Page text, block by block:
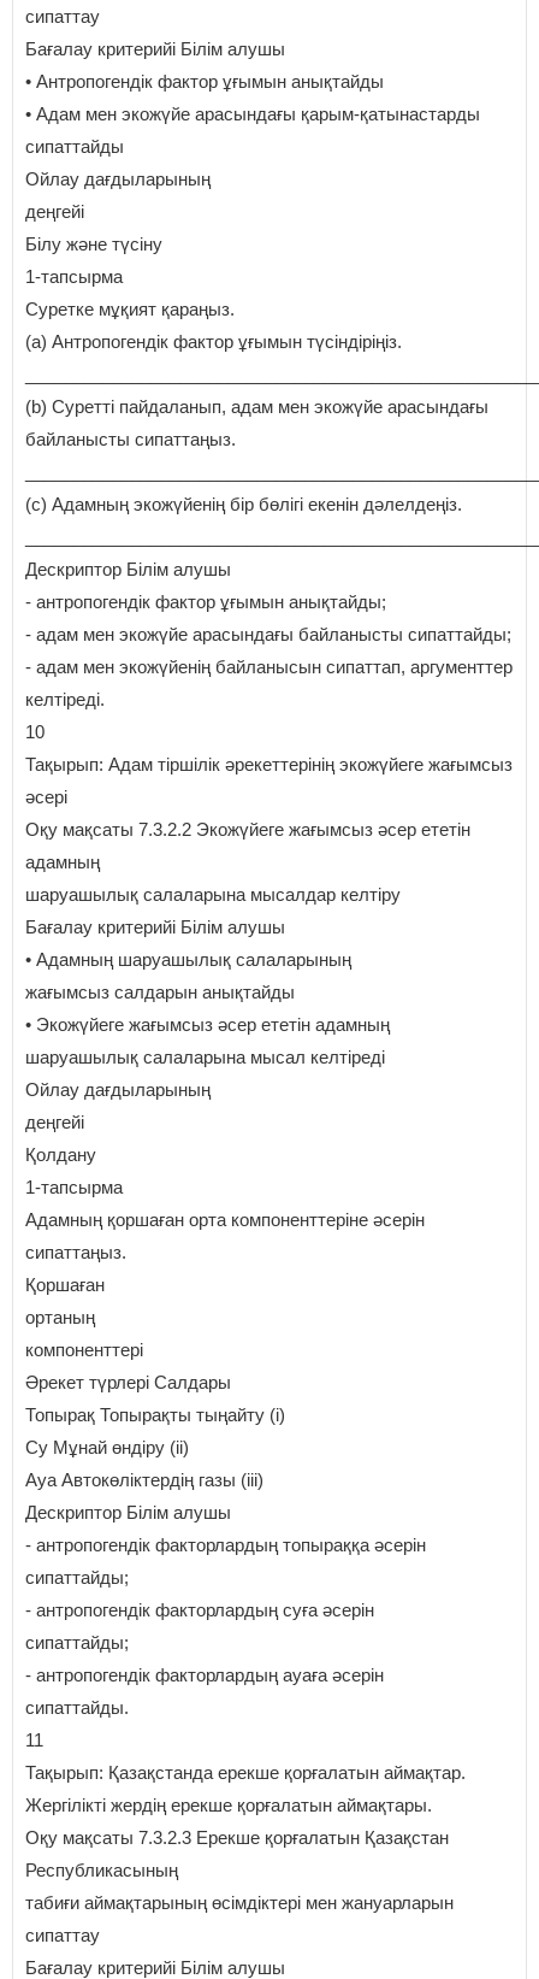
сипаттау
Бағалау критерийі Білім алушы
• Антропогендік фактор ұғымын анықтайды
• Адам мен экожүйе арасындағы қарым-қатынастарды
сипаттайды
Ойлау дағдыларының
деңгейі
Білу және түсіну
1-тапсырма
Суретке мұқият қараңыз.
(а) Антропогендік фактор ұғымын түсіндіріңіз.
(b) Суретті пайдаланып, адам мен экожүйе арасындағы
байланысты сипаттаңыз.
(c) Адамның экожүйенің бір бөлігі екенін дәлелдеңіз.
Дескриптор Білім алушы
- антропогендік фактор ұғымын анықтайды;
- адам мен экожүйе арасындағы байланысты сипаттайды;
- адам мен экожүйенің байланысын сипаттап, аргументтер
келтіреді.
10
Тақырып: Адам тіршілік әрекеттерінің экожүйеге жағымсыз
әсері
Оқу мақсаты 7.3.2.2 Экожүйеге жағымсыз әсер ететін
адамның
шаруашылық салаларына мысалдар келтіру
Бағалау критерийі Білім алушы
• Адамның шаруашылық салаларының
жағымсыз салдарын анықтайды
• Экожүйеге жағымсыз әсер ететін адамның
шаруашылық салаларына мысал келтіреді
Ойлау дағдыларының
деңгейі
Қолдану
1-тапсырма
Адамның қоршаған орта компоненттеріне әсерін
сипаттаңыз.
Қоршаған
ортаның
компоненттері
Әрекет түрлері Салдары
Топырақ Топырақты тыңайту (i)
Су Мұнай өндіру (ii)
Ауа Автокөліктердің газы (iii)
Дескриптор Білім алушы
- антропогендік факторлардың топыраққа әсерін
сипаттайды;
- антропогендік факторлардың суға әсерін
сипаттайды;
- антропогендік факторлардың ауаға әсерін
сипаттайды.
11
Тақырып: Қазақстанда ерекше қорғалатын аймақтар.
Жергілікті жердің ерекше қорғалатын аймақтары.
Оқу мақсаты 7.3.2.3 Ерекше қорғалатын Қазақстан
Республикасының
табиғи аймақтарының өсімдіктері мен жануарларын
сипаттау
Бағалау критерийі Білім алушы